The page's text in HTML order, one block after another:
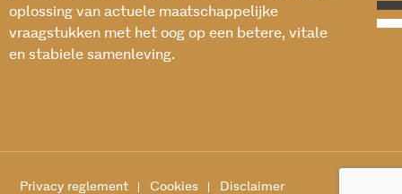
oplossing van actuele maatschappelijke
vraagstukken met het oog op een betere, vitale
en stabiele samenleving.
Privacy reglement Cookies
Disclaimer